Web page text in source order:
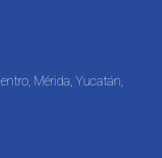
Mérida, Yucatán,